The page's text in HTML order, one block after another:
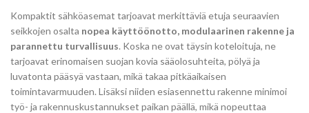
Kompaktit sähköasemat tarjoavat merkittäviä etuja seuraavien
seikkojen osalta nopea käyttöönotto, modulaarinen rakenne ja
parannettu turvallisuus. Koska ne ovat täysin koteloituja, ne
tarjoavat erinomaisen suojan kovia sääolosuhteita, pölyä ja
luvatonta pääsyä vastaan, mikä takaa pitkäaikaisen
toimintavarmuuden. Lisäksi niiden esiasennettu rakenne minimoi
työ- ja rakennuskustannukset paikan päällä, mikä nopeuttaa